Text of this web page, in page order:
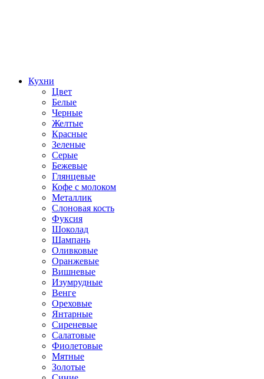
Кухни
Цвет
Белые
Черные
Желтые
Красные
Зеленые
Серые
Бежевые
Глянцевые
Кофе с молоком
Металлик
Слоновая кость
Фуксия
Шоколад
Шампань
Оливковые
Оранжевые
Вишневые
Изумрудные
Венге
Ореховые
Янтарные
Сиреневые
Салатовые
Фиолетовые
Мятные
Золотые